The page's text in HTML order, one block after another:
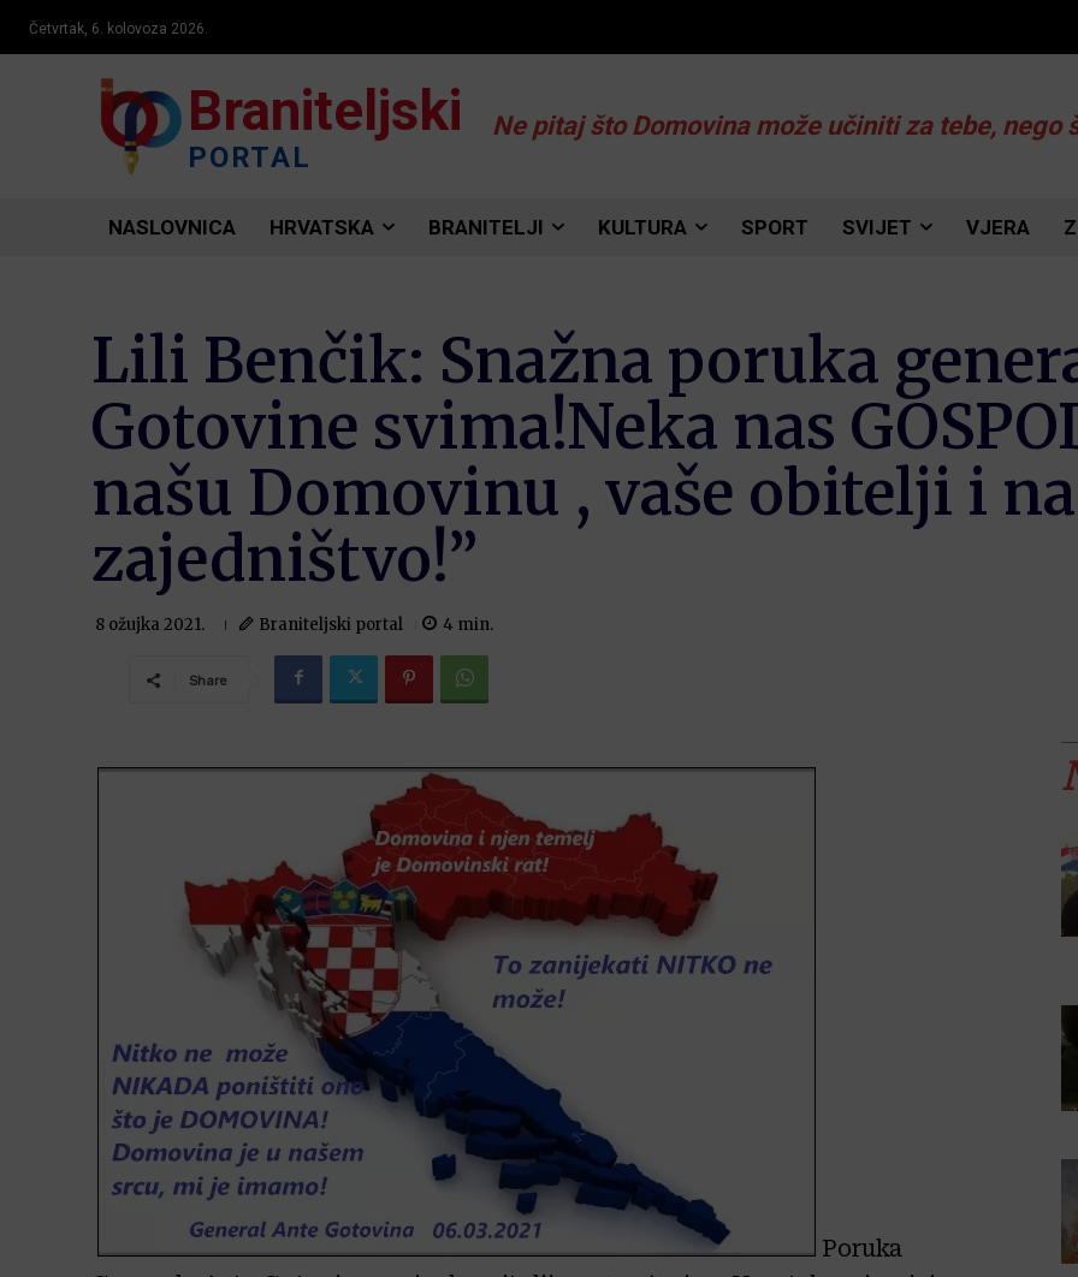
Četvrtak, 6. kolovoza 2026.
Braniteljski
PORTAL
Ne pitaj što Domovina može učiniti za tebe, nego
NASLOVNICA HRVATSKA BRANITELJI KULTURA SPORT SVIJET VJERA
Lili Benčik: Snažna poruka
Gotovine svima!Neka nas
našu Domovinu , vaše obitelji i
zajedništvo!”
8 ožujka 2021. Braniteljski portal 4 min.
Share
Poruka